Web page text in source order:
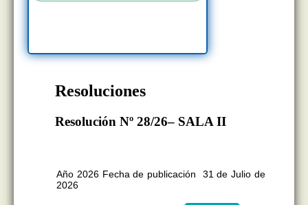
Resoluciones
Resolución Nº 28/26– SALA II
Año 2026 Fecha de publicación 31 de Julio de
2026